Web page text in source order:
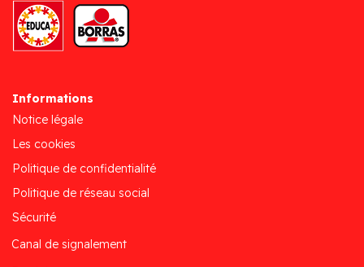
Informations
Notice légale
Les cookies
Politique de confidentialité
Politique de réseau social
Sécurité
Canal de signalement